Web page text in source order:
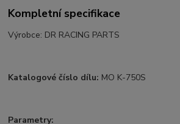
Kompletní specifikace
Výrobce: DR RACING PARTS
Katalogové číslo dílu: MO K-750S
Parametry: